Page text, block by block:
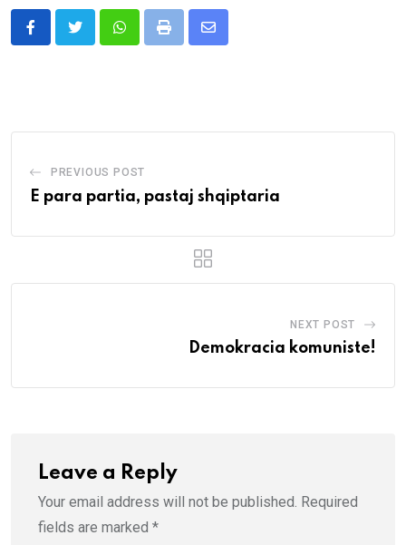
WhatsappPrint
Share
PREVIOUS POST
E para partia, pastaj shqiptaria
NEXT POST
Demokracia komuniste!
Leave a Reply
Your email address will not be published. Required
fields are marked *